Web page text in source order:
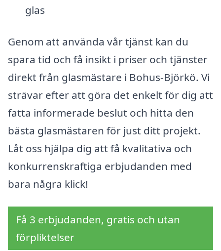
glas
Genom att använda vår tjänst kan du
spara tid och få insikt i priser och tjänster
direkt från glasmästare i Bohus-Björkö. Vi
strävar efter att göra det enkelt för dig att
fatta informerade beslut och hitta den
bästa glasmästaren för just ditt projekt.
Låt oss hjälpa dig att få kvalitativa och
konkurrenskraftiga erbjudanden med
bara några klick!
Få 3 erbjudanden, gratis och utan
förpliktelser